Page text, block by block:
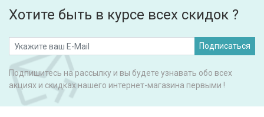
Хотите быть в курсе всех скидок ?
Подписаться
Подпишитесь на рассылку и вы будете узнавать обо всех
акциях и скидках нашего интернет-магазина первыми !